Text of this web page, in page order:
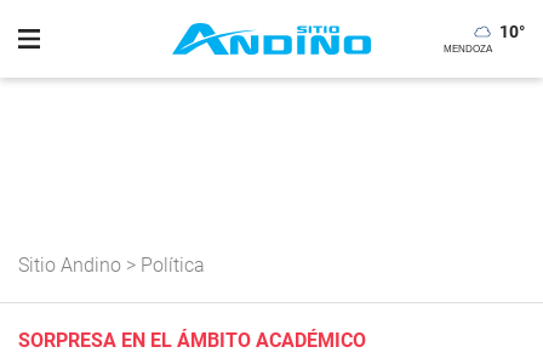
10°
Sitio Andino > Política
SORPRESA EN EL ÁMBITO ACADÉMICO